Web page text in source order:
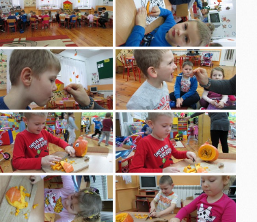
ciastolinąDzień Dziecka
ŚWIĘTO
KONSTYTUCJI 3 MAJA
Dzień Tańca
Dzień sportu
Dzień zdrowia
Światowy Dzień
Autyzmu
Wiosenne sadzonki
Pierwszy Dzień
Wiosny
Dzień Ziemi
Dzień sportu
MALOWANIE NA
MLEKU
Dzień zdrowia misie
Światowy Dzień
Osób z Zespołem
Downa
Dzień Świadomości
AUTYZMU
Mali ogrodnicy
Powitanie WIOSNY